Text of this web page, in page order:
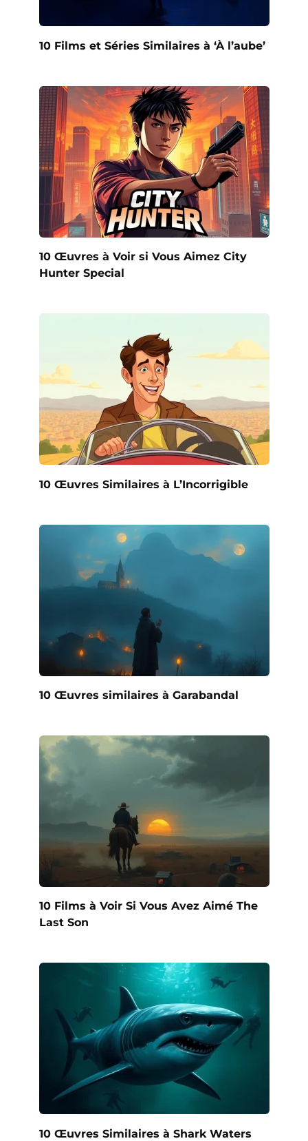
10 Films et Séries Similaires à ‘À l’aube’
10 Œuvres à Voir si Vous Aimez City
Hunter Special
10 Œuvres Similaires à L’Incorrigible
10 Œuvres similaires à Garabandal
10 Films à Voir Si Vous Avez Aimé The
Last Son
10 Œuvres Similaires à Shark Waters